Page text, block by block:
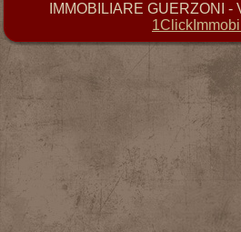
IMMOBILIARE GUERZONI